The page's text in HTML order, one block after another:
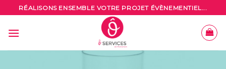
to
content
RÉALISONS ENSEMBLE VOTRE PROJET ÉVÈNEMENTIEL...